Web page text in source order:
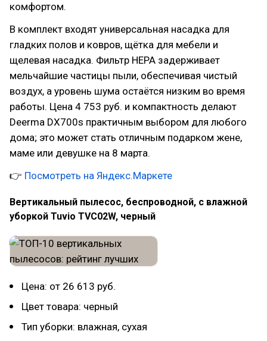
комфортом.
В комплект входят универсальная насадка для
гладких полов и ковров, щётка для мебели и
щелевая насадка. Фильтр HEPA задерживает
мельчайшие частицы пыли, обеспечивая чистый
воздух, а уровень шума остаётся низким во время
работы. Цена 4 753 руб. и компактность делают
Deerma DX700s практичным выбором для любого
дома; это может стать отличным подарком жене,
маме или девушке на 8 марта.
👉 Посмотреть на Яндекс.Маркете
Вертикальный пылесос, беспроводной, с влажной
уборкой Tuvio TVC02W, черный
Цена: от 26 613 руб.
Цвет товара: черный
Тип уборки: влажная, сухая